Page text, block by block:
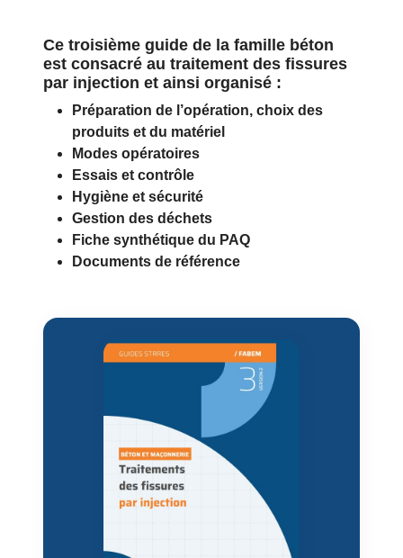
Ce troisième guide de la famille béton
est consacré au traitement des fissures
par injection et ainsi organisé :
Préparation de l’opération, choix des
produits et du matériel
Modes opératoires
Essais et contrôle
Hygiène et sécurité
Gestion des déchets
Fiche synthétique du PAQ
Documents de référence